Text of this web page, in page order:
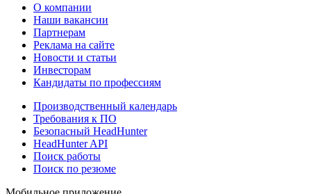
О компании
Наши вакансии
Партнерам
Реклама на сайте
Новости и статьи
Инвесторам
Кандидаты по профессиям
Производственный календарь
Требования к ПО
Безопасный HeadHunter
HeadHunter API
Поиск работы
Поиск по резюме